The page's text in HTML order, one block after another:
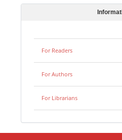
For Readers
For Authors
For Librarians